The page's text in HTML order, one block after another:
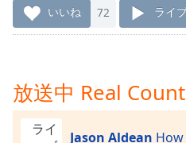
Time-
Rate
Chapters
いいね 72 ライ
放送中 Real
ライ
Jason Aldean How